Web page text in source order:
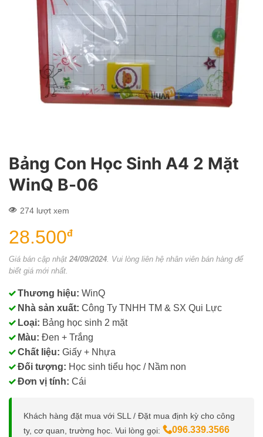
Bảng Con Học Sinh A4 2 Mặt
WinQ B-06
274 lượt xem
28.500đ
Giá bán cập nhật 24/09/2024 . Vui lòng liên hệ nhân viên bán hàng để
biết giá mới nhất.
Thương hiệu: WinQ
Nhà sản xuất: Công Ty TNHH TM & SX Qui Lực
Loại: Bảng học sinh 2 mặt
Màu: Đen + Trắng
Chất liệu: Giấy + Nhựa
Đối tượng: Học sinh tiểu học / Nầm non
Đơn vị tính: Cái
Khách hàng đặt mua với SLL / Đặt mua định kỳ cho công
ty, cơ quan, trường học. Vui lòng gọi:
096.339.3566